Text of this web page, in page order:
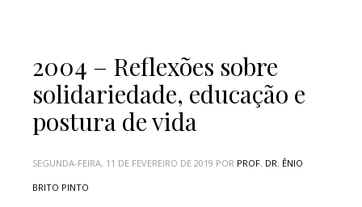
2004 – Reflexões sobre
solidariedade, educação e
postura de vida
SEGUNDA-FEIRA, 11 DE FEVEREIRO DE 2019 POR PROF. DR. ÊNIO
BRITO PINTO